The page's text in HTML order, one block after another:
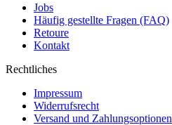
Jobs
Häufig gestellte Fragen (FAQ)
Retoure
Kontakt
Rechtliches
Impressum
Widerrufsrecht
Versand und Zahlungsoptionen